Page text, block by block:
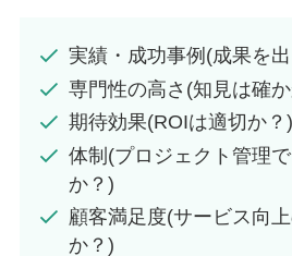
実績・成功事例(成果を
専門性の高さ(知見は確
期待効果(ROIは適切か？)
体制(プロジェクト管理
か？)
顧客満足度(サービス向
か？)